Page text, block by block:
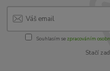
Souhlasím se zpracováním
Stačí